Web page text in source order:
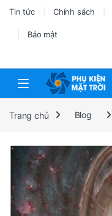
Tin tức Chính sách
Bảo mật
Trang chủ Blog